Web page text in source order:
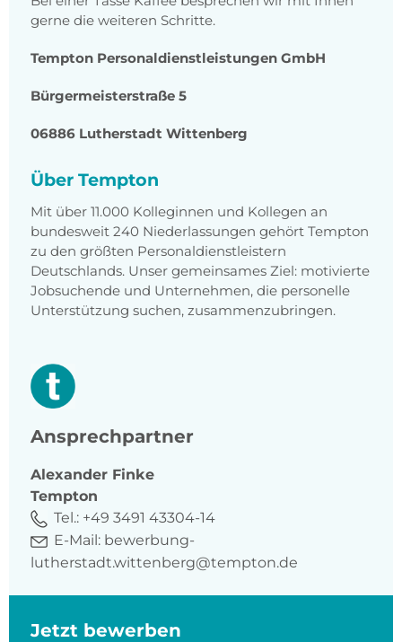
gerne die weiteren Schritte.
Tempton Personaldienstleistungen GmbH
Bürgermeisterstraße 5
06886 Lutherstadt Wittenberg
Über Tempton
Mit über 11.000 Kolleginnen und Kollegen an
bundesweit 240 Niederlassungen gehört Tempton
zu den größten Personaldienstleistern
Deutschlands. Unser gemeinsames Ziel: motivierte
Jobsuchende und Unternehmen, die personelle
Unterstützung suchen, zusammenzubringen.
Ansprechpartner
Alexander Finke
Tempton
Tel.: +49 3491 43304-14
E-Mail: bewerbung-
lutherstadt.wittenberg@tempton.de
Jetzt bewerben